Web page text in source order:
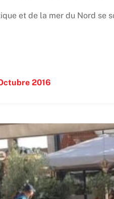
et de la mer du Nord se
2016